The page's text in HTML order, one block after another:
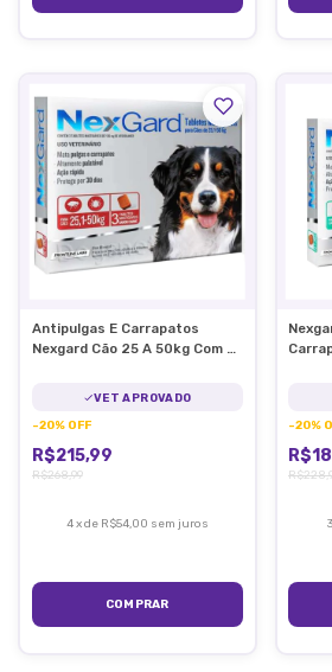
Antipulgas E Carrapatos
Nexgard Cão 25 A 50kg Com 3
VET APROVADO
-20% OFF
R$215,99
R$268,99
4xde R$54,00 sem juros
-20%
3